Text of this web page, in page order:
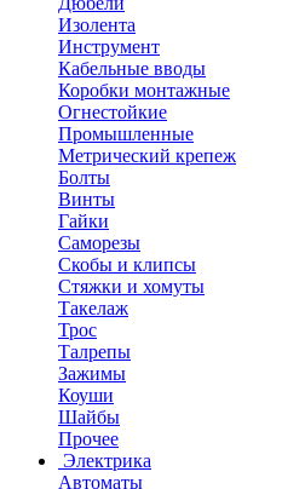
Изолента
Инструмент
Кабельные вводы
Коробки монтажные
Огнестойкие
Промышленные
Метрический крепеж
Болты
Винты
Гайки
Саморезы
Скобы и клипсы
Стяжки и хомуты
Такелаж
Трос
Талрепы
Зажимы
Коуши
Шайбы
Прочее
Электрика
Автоматы